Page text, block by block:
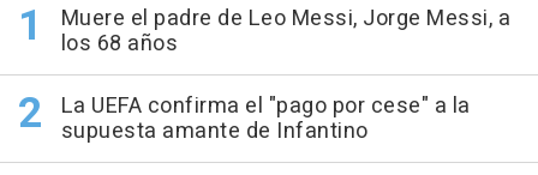
Muere el padre de Leo Messi, Jorge Messi, a
los 68 años
La UEFA confirma el "pago por cese" a la
supuesta amante de Infantino